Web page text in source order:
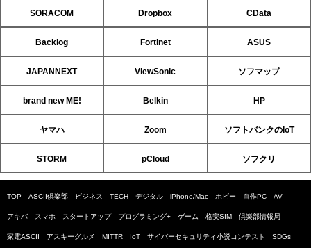
SORACOM Dropbox CData
Backlog Fortinet ASUS
JAPANNEXT ViewSonic ソフマップ
brand new ME! Belkin HP
ヤマハ Zoom ソフトバンクのIoT
STORM pCloud ソフクリ
TOP ASCII倶楽部 ビジネス TECH デジタル iPhone/Mac ホビー 自作PC AV
アキバ スマホ スタートアップ プログラミング+ ゲーム 格安SIM 倶楽部情報局
家電ASCII アスキーグルメ MITTR IoT サイバーセキュリティ小説コンテスト SDGs